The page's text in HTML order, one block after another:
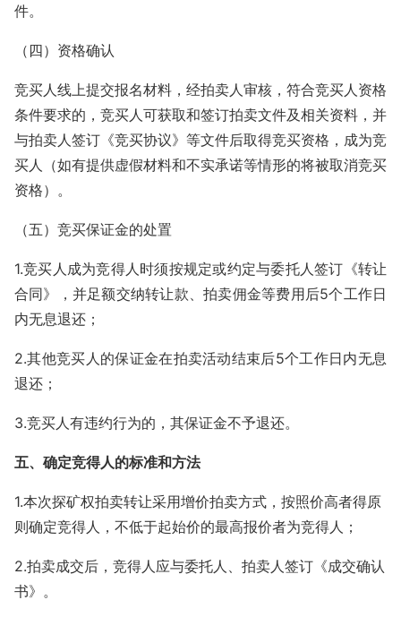
件。
（四）资格确认
竞买人线上提交报名材料，经拍卖人审核，符合竞买人资格
条件要求的，竞买人可获取和签订拍卖文件及相关资料，并
与拍卖人签订《竞买协议》等文件后取得竞买资格，成为竞
买人（如有提供虚假材料和不实承诺等情形的将被取消竞买
资格）。
（五）竞买保证金的处置
1.竞买人成为竞得人时须按规定或约定与委托人签订《转让
合同》，并足额交纳转让款、拍卖佣金等费用后5个工作日
内无息退还；
2.其他竞买人的保证金在拍卖活动结束后5个工作日内无息
退还；
3.竞买人有违约行为的，其保证金不予退还。
五、确定竞得人的标准和方法
1.本次探矿权拍卖转让采用增价拍卖方式，按照价高者得原
则确定竞得人，不低于起始价的最高报价者为竞得人；
2.拍卖成交后，竞得人应与委托人、拍卖人签订《成交确认
书》。